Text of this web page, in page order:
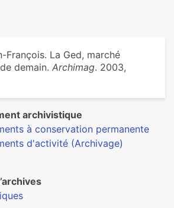
François. La Ged, marché
demain. Archimag. 2003,
archivistique
à conservation permanente
d'activité (Archivage)